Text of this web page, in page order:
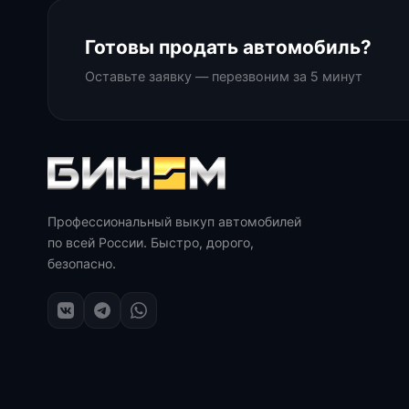
Готовы продать автомобиль?
Оставьте заявку — перезвоним за 5 минут
Профессиональный выкуп автомобилей
по всей России. Быстро, дорого,
безопасно.